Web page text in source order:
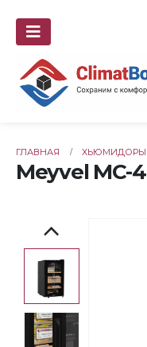
ГЛАВНАЯ ХЬЮМИДОРЫ
Meyvel MC-